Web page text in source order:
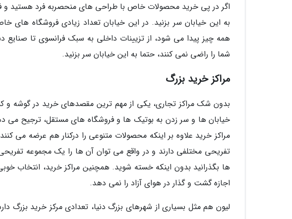
اگر در پی خرید محصولات خاص با طراحی های منحصربه فرد هستید و
به این خیابان سر بزنید. در این خیابان تعداد زیادی فروشگاه های
همه چیز پیدا می شود، از تزیینات داخلی به سبک فرانسوی تا صنایع
شما را راضی نمی کنند، حتما به این خیابان سر بزنید.
مراکز خرید بزرگ
بدون شک مراکز تجاری، یکی از مهم ترین مقصدهای خرید در گوشه و
خیابان ها و سر زدن به بوتیک ها و فروشگاه های مستقل، ترجیح می
مراکز خرید علاوه بر اینکه محصولات متنوعی را درکنار هم عرضه می
تفریحی مختلفی دارند و در واقع می توان آن ها را یک مجموعه
ها بگذرانید بدون اینکه خسته شوید. همچنین مراکز خرید، انتخاب
اجازه گشت و گذار در هوای آزاد را نمی دهد.
لیون هم مثل بسیاری از شهرهای بزرگ دنیا، تعدادی مرکز خرید بزرگ